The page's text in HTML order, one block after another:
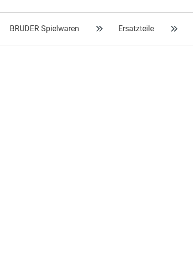
BRUDER Spielwaren Ersatzteile